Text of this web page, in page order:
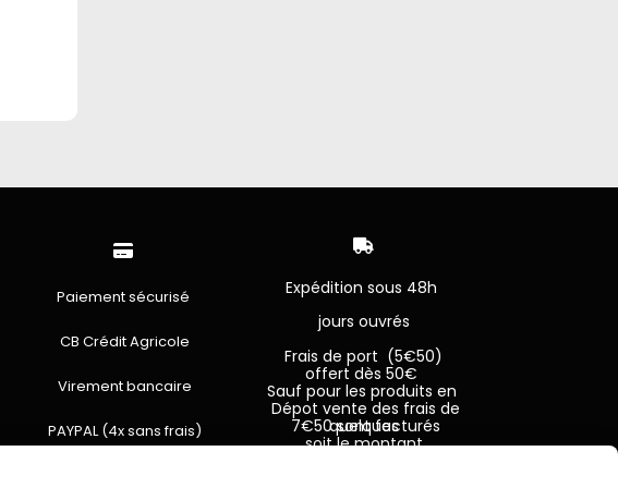

Paiement sécurisé
CB Crédit Agricole
Virement bancaire
PAYPAL (4x sans frais)

Expédition sous 48h
jours ouvrés
Frais de port (5€50)
offert dès 50€
Sauf pour les produits en
Dépot vente des frais de
7€50 sont facturés quelques
soit le montant.